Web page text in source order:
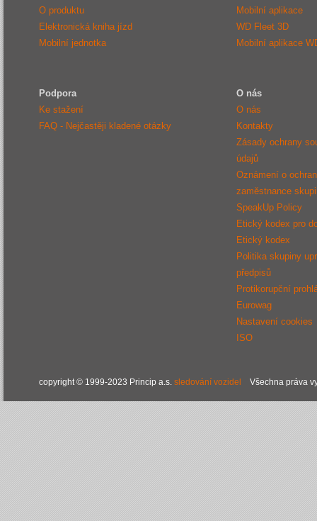
O produktu
Elektronická kniha jízd
Mobilní jednotka
Mobilní aplikace
WD Fleet 3D
Mobilní aplikace
Podpora
Ke stažení
FAQ - Nejčastěji kladené otázky
O nás
O nás
Kontakty
Zásady ochrany
údajů
Oznámení o
zaměstnance
SpeakUp Policy
Etický kodex pro
Etický kodex
Politika skupiny
předpisů
Protikorupční
Eurowag
Nastavení cookies
ISO
copyright © 1999-2023 Princip a.s. sledování vozidel Všechna práva